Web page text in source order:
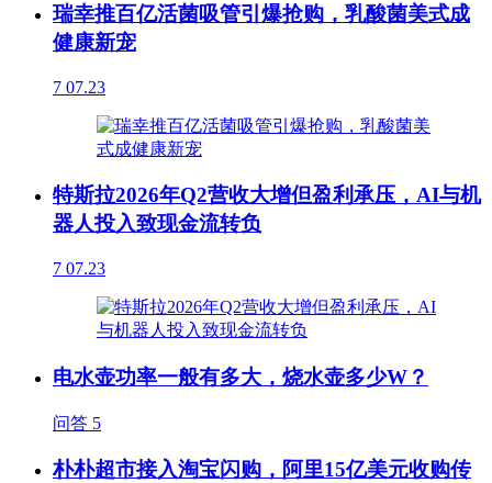
瑞幸推百亿活菌吸管引爆抢购，乳酸菌美式成
健康新宠
7 07.23
特斯拉2026年Q2营收大增但盈利承压，AI与机
器人投入致现金流转负
7 07.23
电水壶功率一般有多大，烧水壶多少W？
问答 5
朴朴超市接入淘宝闪购，阿里15亿美元收购传